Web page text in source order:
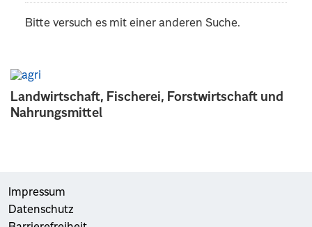
Landwirtschaft, Fischerei, Forstwirtschaft und
Nahrungsmittel
Bitte versuch es mit einer anderen Suche.
Impressum
Datenschutz